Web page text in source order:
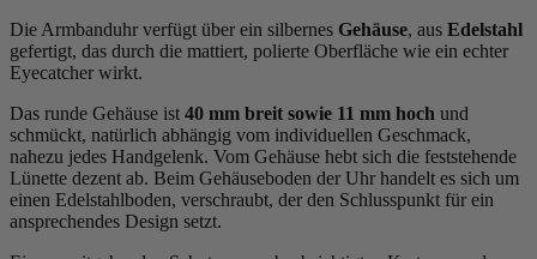
Die Armbanduhr verfügt über ein silbernes Gehäuse, aus Edelstahl
gefertigt, das durch die mattiert, polierte Oberfläche wie ein echter
Eyecatcher wirkt.
Das runde Gehäuse ist 40 mm breit sowie 11 mm hoch und
schmückt, natürlich abhängig vom individuellen Geschmack,
nahezu jedes Handgelenk. Vom Gehäuse hebt sich die feststehende
Lünette dezent ab. Beim Gehäuseboden der Uhr handelt es sich um
einen Edelstahlboden, verschraubt, der den Schlusspunkt für ein
ansprechendes Design setzt.